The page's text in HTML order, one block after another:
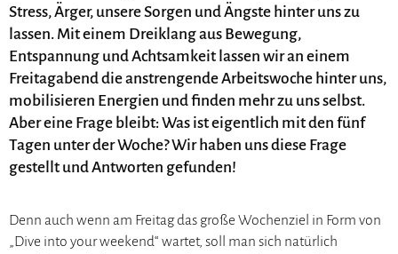
Stress, Ärger, unsere Sorgen und Ängste hinter uns zu
lassen. Mit einem Dreiklang aus Bewegung,
Entspannung und Achtsamkeit lassen wir an einem
Freitagabend die anstrengende Arbeitswoche hinter uns,
mobilisieren Energien und finden mehr zu uns selbst.
Aber eine Frage bleibt: Was ist eigentlich mit den fünf
Tagen unter der Woche? Wir haben uns diese Frage
gestellt und Antworten gefunden!
Denn auch wenn am Freitag das große Wochenziel in Form von
„Dive into your weekend“ wartet, soll man sich natürlich